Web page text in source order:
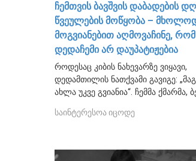
ჩემთვის ბავშვის დაბადების
წვეულების მოწყობა –
მოგვიანებით აღმოვაჩინე, რომ
დედაჩემი არ დაუპატიჟებია
როდესაც კიბის ნახევარზე ვიყავი,
დედამთილის ნათქვამი გავიგე:
ახლა უკვე გვიანია“. ჩემმა ქმარმა,
საინტერესოა იცოდე